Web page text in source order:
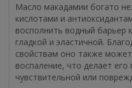
Масло макадамии богато
кислотами и
восполнить водный барьер
гладкой и эластичной.
свойствам оно также
воспаление, что делает
чувствительной или